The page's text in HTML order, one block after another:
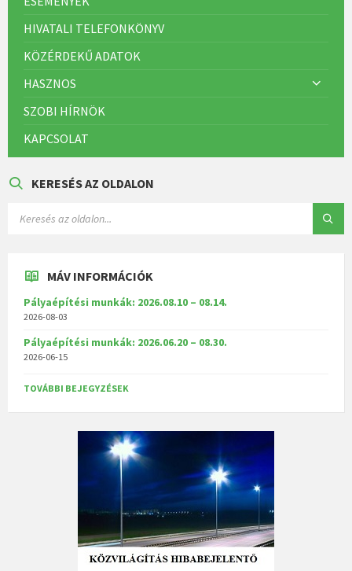
HIVATALI TELEFONKÖNYV
KÖZÉRDEKŰ ADATOK
HASZNOS
SZOBI HÍRNÖK
KAPCSOLAT
KERESÉS AZ OLDALON
MÁV INFORMÁCIÓK
Pályaépítési munkák: 2026.08.10 – 08.14.
2026-08-03
Pályaépítési munkák: 2026.06.20 – 08.30.
2026-06-15
TOVÁBBI BEJEGYZÉSEK